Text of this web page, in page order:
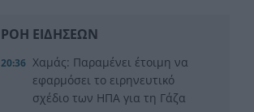
ΡΟΗ ΕΙΔΗΣΕΩΝ
20:36 Χαμάς: Παραμένει έτοιμη να
εφαρμόσει το ειρηνευτικό
σχέδιο των ΗΠΑ για τη Γάζα